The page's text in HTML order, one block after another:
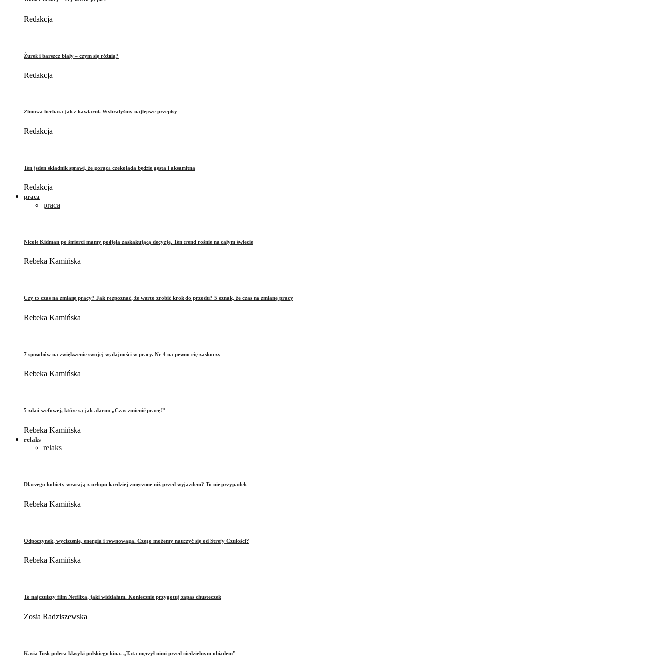
Redakcja
Żurek i barszcz biały – czym się różnią?
Redakcja
Zimowa herbata jak z kawiarni. Wybrałyśmy najlepsze przepisy
Redakcja
Ten jeden składnik sprawi, że gorąca czekolada będzie gęsta i aksamitna
Redakcja
praca
praca
Nicole Kidman po śmierci mamy podjęła zaskakującą decyzję. Ten trend rośnie na całym świecie
Rebeka Kamińska
Czy to czas na zmianę pracy? Jak rozpoznać, że warto zrobić krok do przodu? 5 oznak, że czas na zmianę pracy
Rebeka Kamińska
7 sposobów na zwiększenie swojej wydajności w pracy. Nr 4 na pewno cię zaskoczy
Rebeka Kamińska
5 zdań szefowej, które są jak alarm: „Czas zmienić pracę!”
Rebeka Kamińska
relaks
relaks
Dlaczego kobiety wracają z urlopu bardziej zmęczone niż przed wyjazdem? To nie przypadek
Rebeka Kamińska
Odpoczynek, wyciszenie, energia i równowaga. Czego możemy nauczyć się od Strefy Czułości?
Rebeka Kamińska
To najczulszy film Netflixa, jaki widziałam. Koniecznie przygotuj zapas chusteczek
Zosia Radziszewska
Kasia Tusk poleca klasyki polskiego kina. „Tata męczył nimi przed niedzielnym obiadem”